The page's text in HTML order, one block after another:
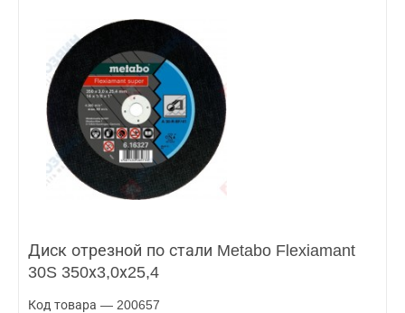
Диск отрезной по стали Metabo Flexiamant
30S 350х3,0х25,4
Код товара — 200657